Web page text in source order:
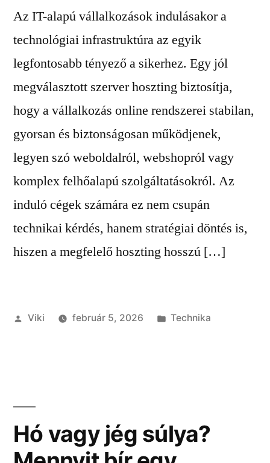
Az IT-alapú vállalkozások indulásakor a
technológiai infrastruktúra az egyik
legfontosabb tényező a sikerhez. Egy jól
megválasztott szerver hoszting biztosítja,
hogy a vállalkozás online rendszerei stabilan,
gyorsan és biztonságosan működjenek,
legyen szó weboldalról, webshopról vagy
komplex felhőalapú szolgáltatásokról. Az
induló cégek számára ez nem csupán
technikai kérdés, hanem stratégiai döntés is,
hiszen a megfelelő hoszting hosszú […]
Szerző:
Viki február 5, 2026 Kategória:
Technika
Hó vagy jég súlya?